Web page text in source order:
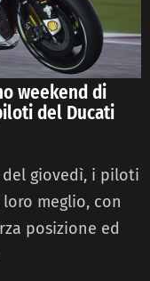
weekend di
del Ducati
giovedì, i piloti
meglio, con
posizione ed